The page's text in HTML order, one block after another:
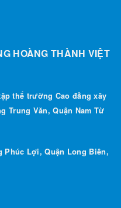
HOÀNG THÀNH VIỆT
Trung Văn, Quận Nam Từ